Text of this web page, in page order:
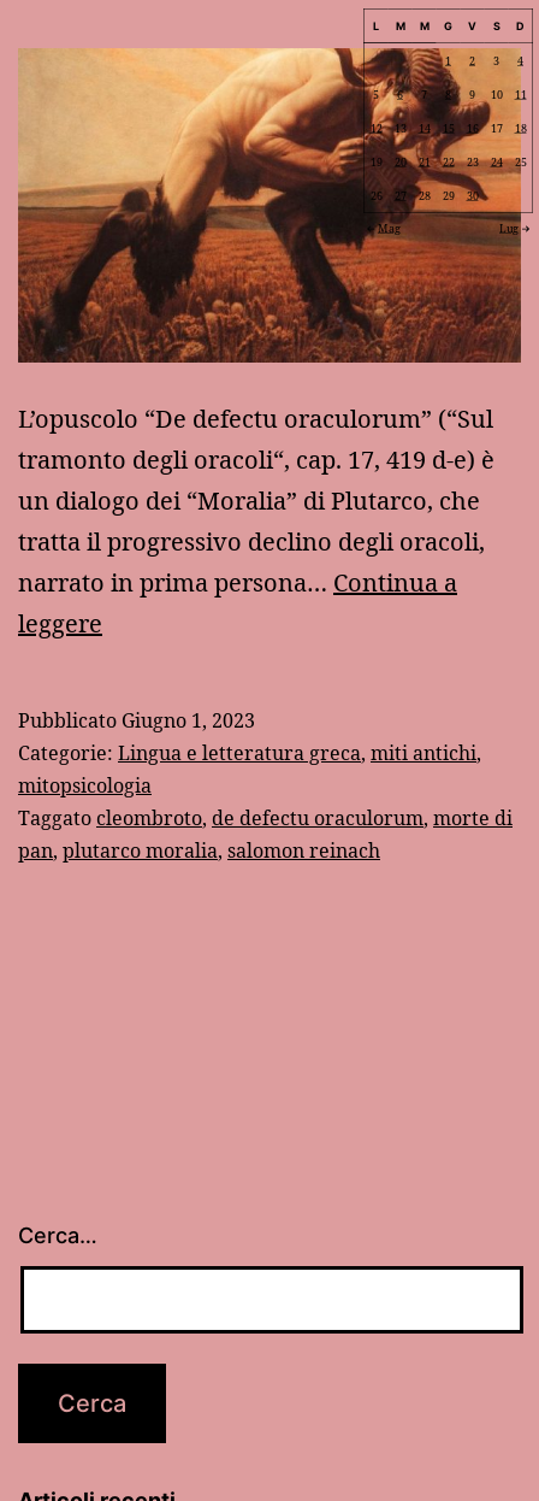
L’opuscolo “De defectu oraculorum” (“Sul
tramonto degli oracoli“, cap. 17, 419 d-e) è
un dialogo dei “Moralia” di Plutarco, che
tratta il progressivo declino degli oracoli,
narrato in prima persona… Continua a
leggere
morte
di
Pan
Pubblicato Giugno 1, 2023
Categorie: Lingua e letteratura greca, miti antichi,
mitopsicologia
Taggatocleombroto, de defectu oraculorum, morte di
pan, plutarco moralia, salomon reinach
Cerca…
L M M G V S D
1 2 3 4
5 6 7 8 9 10 11
12 13 14 15 16 17 18
19 20 21 22 23 24 25
26 27 28 29 30
Mag Lug